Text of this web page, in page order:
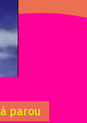
parou
parou